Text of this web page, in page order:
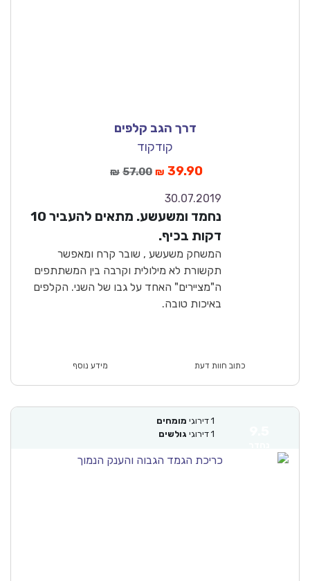
דרך הגב קלפים
קודקוד
₪ 57.00 ₪ 39.90
30.07.2019
נחמד ומשעשע. מתאים להעביר 10
דקות בכיף.
המשחק משעשע , שובר קרח ומאפשר
תקשורת לא מילולית וקרבה בין המשתתפים
ה"מציירים" האחד על גבו של השני. הקלפים
באיכות טובה.
כתוב חוות דעת מידע נוסף
דירוגימומחים
דירוגיגולשים